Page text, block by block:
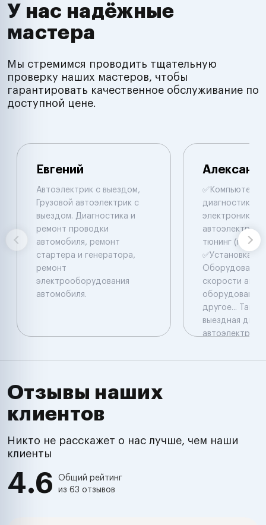
У нас надёжные
мастера
Мы стремимся проводить тщательную
проверку наших мастеров, чтобы
гарантировать качественное обслуживание по
доступной цене.
Евгений
Автоэлектрик с выездом,
Грузовой автоэлектрик с
выездом. Диагностика и
ремонт проводки
автомобиля, ремонт
стартера и генератора,
ремонт
электрооборудования
автомобиля.
диaгнocтикa
электpоники и
тюнинг
✅Уcтaновкa
Обоpудовaния
скорости
дpугое...
выездная
автоэлектрика
Отзывы наших
клиентов
Никто не расскажет о нас лучше, чем наши
клиенты
4.6
Общий рейтинг
из 63 отзывов